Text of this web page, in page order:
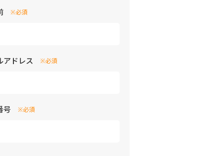
※必須
アドレス ※必須
号 ※必須